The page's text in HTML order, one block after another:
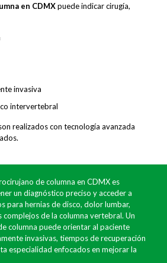
en CDMXpuede indicar cirugía,
invasiva
intervertebral
realizados con tecnología avanzada
de columna en CDMX es
un diagnóstico preciso y acceder a
para hernias de disco, dolor lumbar,
de la columna vertebral. Un
columna puede orientar al paciente
invasivas, tiempos de recuperación
especialidad enfocados en mejorar la